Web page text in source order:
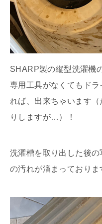
SHARP製の縦型洗濯機
専用工具がなくてもド
れば、出来ちゃいます
りしますが…）！
洗濯槽を取り出した後
の汚れが溜まっておりま